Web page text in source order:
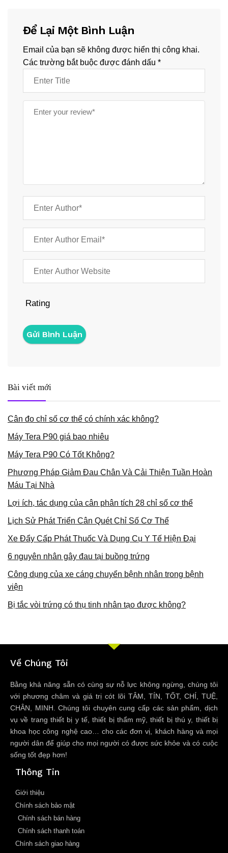
Để Lại Một Bình Luận
Email của bạn sẽ không được hiển thị công khai.
Các trường bắt buộc được đánh dấu *
Rating
Bài viết mới
Cân đo chỉ số cơ thể có chính xác không?
Máy Tera P90 giá bao nhiêu
Máy Tera P90 Có Tốt Không?
Phương Pháp Giảm Đau Chân Và Cải Thiện Tuần Hoàn
Máu Tại Nhà
Lợi ích, tác dụng của cân phân tích 28 chỉ số cơ thể
Lịch Sử Phát Triển Cân Quét Chỉ Số Cơ Thể
Xe Đẩy Cấp Phát Thuốc Và Dụng Cụ Y Tế Hiện Đại
6 nguyên nhân gây đau tại buồng trứng
Công dụng của xe cáng chuyển bệnh nhân trong bệnh
viện
Bị tắc vòi trứng có thụ tinh nhân tạo được không?
Về Chúng Tôi
Bằng khả năng sẵn có cùng sự nỗ lực không ngừng, chúng tôi
với phương châm và giá trị cót lõi TÂM, TÍN, TỐT, CHÍ, TUỆ,
CHÂN, MINH. Chúng tôi chuyên cung cấp các sản phẩm, dịch
vụ về trang thiết bị y tế, thiết bị thẩm mỹ, thiết bị thú y, thiết bị
khoa học công nghệ cao… cho các đơn vị, khách hàng và mọi
người dân để giúp cho mọi người có được sức khỏe và có cuộc
sống tốt đẹp hơn!
Thông Tin
Giới thiệu
Chính sách bảo mật
Chính sách bán hàng
Chính sách thanh toán
Chính sách giao hàng